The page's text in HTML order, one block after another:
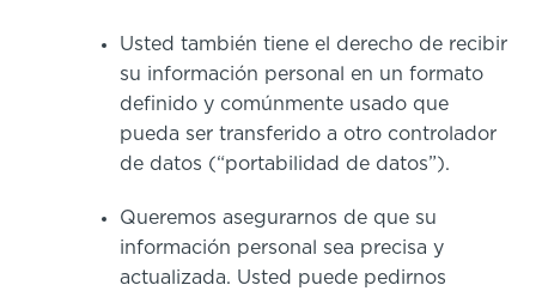
Usted también tiene el derecho de recibir
su información personal en un formato
definido y comúnmente usado que
pueda ser transferido a otro controlador
de datos (“portabilidad de datos”).
Queremos asegurarnos de que su
información personal sea precisa y
actualizada. Usted puede pedirnos